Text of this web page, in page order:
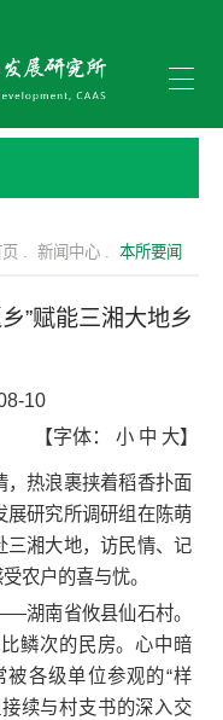
. 新闻中心 . 本所要闻
”赋能三湘大地乡
10
【字体： 小 中 大】
，热浪裹挟着稻香扑面
展研究所调研组在陈萌
三湘大地，访民情、记
农户的喜与忧。
湖南省攸县仙石村。
鳞次的民房。心中暗
各级单位参观的“样
续与村支书的深入交